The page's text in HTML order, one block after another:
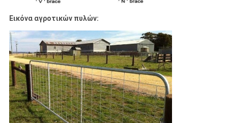
Εικόνα αγροτικών πυλών: